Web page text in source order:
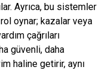
Ayrıca, bu sistemler
oynar; kazalar veya
çağrıları
güvenli, daha
haline getirir, aynı